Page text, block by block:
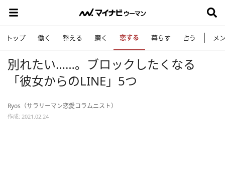
トップ 働く 整える 磨く 恋する 暮らす 占う メ
別れたい……。ブロックしたくなる
「彼女からのLINE」5つ
Ryos（サラリーマン恋愛コラムニスト）
作成: 2021.02.24